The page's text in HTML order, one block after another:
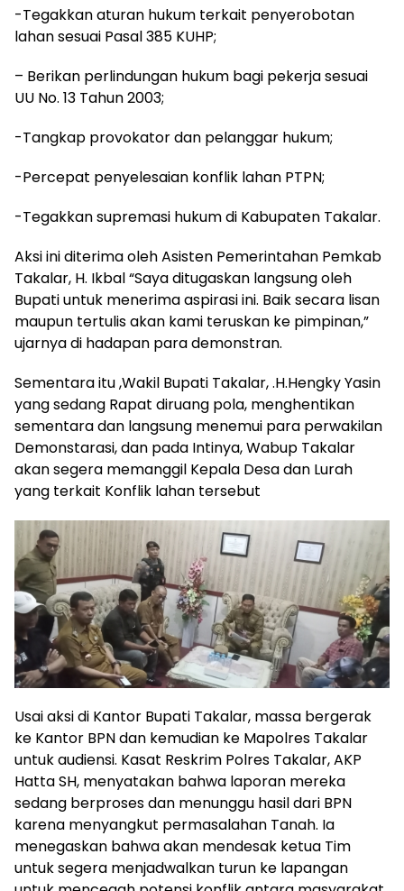
-Tegakkan aturan hukum terkait penyerobotan
lahan sesuai Pasal 385 KUHP;
– Berikan perlindungan hukum bagi pekerja sesuai
UU No. 13 Tahun 2003;
-Tangkap provokator dan pelanggar hukum;
-Percepat penyelesaian konflik lahan PTPN;
-Tegakkan supremasi hukum di Kabupaten Takalar.
Aksi ini diterima oleh Asisten Pemerintahan Pemkab
Takalar, H. Ikbal “Saya ditugaskan langsung oleh
Bupati untuk menerima aspirasi ini. Baik secara lisan
maupun tertulis akan kami teruskan ke pimpinan,”
ujarnya di hadapan para demonstran.
Sementara itu ,Wakil Bupati Takalar, .H.Hengky Yasin
yang sedang Rapat diruang pola, menghentikan
sementara dan langsung menemui para perwakilan
Demonstarasi, dan pada Intinya, Wabup Takalar
akan segera memanggil Kepala Desa dan Lurah
yang terkait Konflik lahan tersebut
Usai aksi di Kantor Bupati Takalar, massa bergerak
ke Kantor BPN dan kemudian ke Mapolres Takalar
untuk audiensi. Kasat Reskrim Polres Takalar, AKP
Hatta SH, menyatakan bahwa laporan mereka
sedang berproses dan menunggu hasil dari BPN
karena menyangkut permasalahan Tanah. Ia
menegaskan bahwa akan mendesak ketua Tim
untuk segera menjadwalkan turun ke lapangan